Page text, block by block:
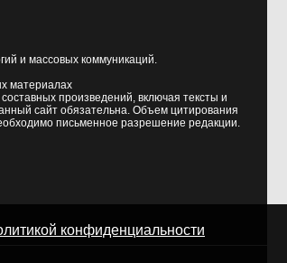
и массовых коммуникаций.
материалах
произведений, включая тексты и
сайт обязательна. Объем цитирования
письменное разрешение редакции.
конфиденциальности